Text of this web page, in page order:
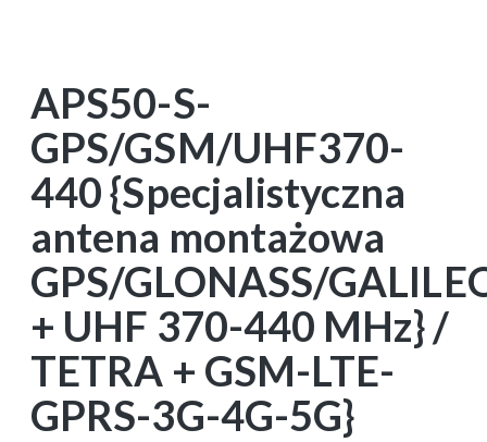
APS50-S-
GPS/GSM/UHF370-
440 {Specjalistyczna
antena montażowa
GPS/GLONASS/
+ UHF 370-440 MHz} /
TETRA + GSM-LTE-
GPRS-3G-4G-5G}